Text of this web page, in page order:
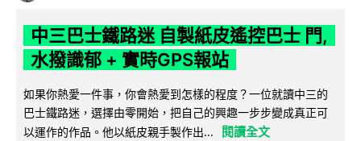
中三巴士鐵路迷 自製紙皮遙控巴士 門,
水撥識郁 + 實時GPS報站
如果你熱愛一件事，你會熱愛到怎樣的程度？一位就讀中三的
巴士鐵路迷，選擇由零開始，把自己的興趣一步步變成真正可
以運作的作品。他以紙皮親手製作出...
閱讀全文